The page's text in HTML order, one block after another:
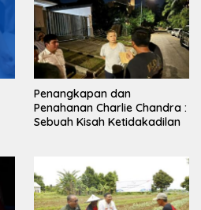
Penangkapan dan
Penahanan Charlie Chandra :
Sebuah Kisah Ketidakadilan